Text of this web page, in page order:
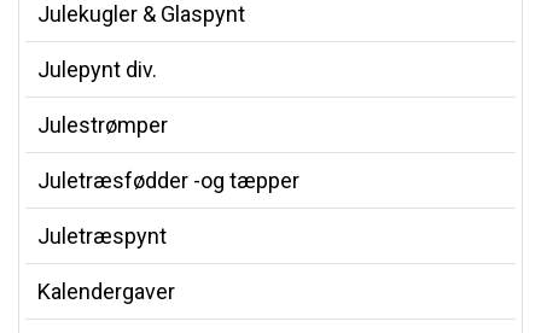
Julekugler & Glaspynt
Julepynt div.
Julestrømper
Juletræsfødder -og tæpper
Juletræspynt
Kalendergaver